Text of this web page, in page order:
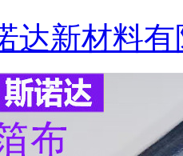
达新材料